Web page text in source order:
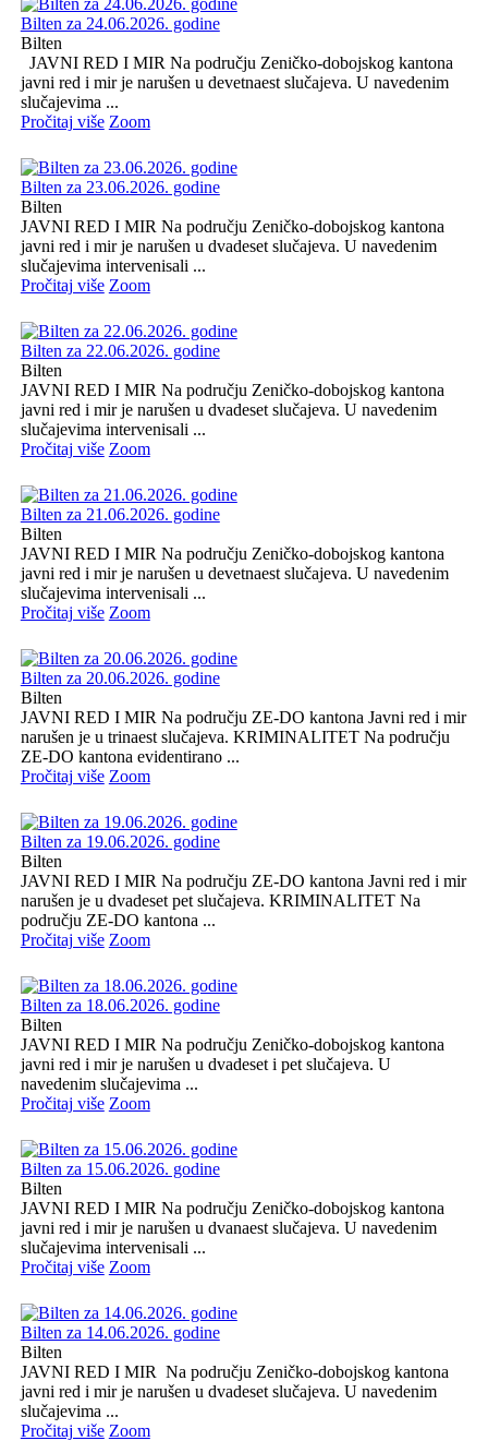
Bilten za 24.06.2026. godine
Bilten
JAVNI RED I MIR Na području Zeničko-dobojskog kantona
javni red i mir je narušen u devetnaest slučajeva. U navedenim
slučajevima ...
Pročitaj više Zoom
Bilten za 23.06.2026. godine
Bilten
JAVNI RED I MIR Na području Zeničko-dobojskog kantona
javni red i mir je narušen u dvadeset slučajeva. U navedenim
slučajevima intervenisali ...
Pročitaj više Zoom
Bilten za 22.06.2026. godine
Bilten
JAVNI RED I MIR Na području Zeničko-dobojskog kantona
javni red i mir je narušen u dvadeset slučajeva. U navedenim
slučajevima intervenisali ...
Pročitaj više Zoom
Bilten za 21.06.2026. godine
Bilten
JAVNI RED I MIR Na području Zeničko-dobojskog kantona
javni red i mir je narušen u devetnaest slučajeva. U navedenim
slučajevima intervenisali ...
Pročitaj više Zoom
Bilten za 20.06.2026. godine
Bilten
JAVNI RED I MIR Na području ZE-DO kantona Javni red i mir
narušen je u trinaest slučajeva. KRIMINALITET Na području
ZE-DO kantona evidentirano ...
Pročitaj više Zoom
Bilten za 19.06.2026. godine
Bilten
JAVNI RED I MIR Na području ZE-DO kantona Javni red i mir
narušen je u dvadeset pet slučajeva. KRIMINALITET Na
području ZE-DO kantona ...
Pročitaj više Zoom
Bilten za 18.06.2026. godine
Bilten
JAVNI RED I MIR Na području Zeničko-dobojskog kantona
javni red i mir je narušen u dvadeset i pet slučajeva. U
navedenim slučajevima ...
Pročitaj više Zoom
Bilten za 15.06.2026. godine
Bilten
JAVNI RED I MIR Na području Zeničko-dobojskog kantona
javni red i mir je narušen u dvanaest slučajeva. U navedenim
slučajevima intervenisali ...
Pročitaj više Zoom
Bilten za 14.06.2026. godine
Bilten
JAVNI RED I MIR Na području Zeničko-dobojskog kantona
javni red i mir je narušen u dvadeset slučajeva. U navedenim
slučajevima ...
Pročitaj više Zoom